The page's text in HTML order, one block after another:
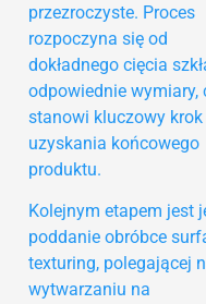
przezroczyste. Proces
rozpoczyna się od
dokładnego cięcia
odpowiednie wymiary,
stanowi kluczowy krok
uzyskania końcowego
produktu.
Kolejnym etapem jest
poddanie obróbce
texturing, polegającej
wytwarzaniu na